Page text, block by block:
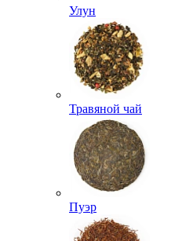
Улун
Травяной чай
Пуэр